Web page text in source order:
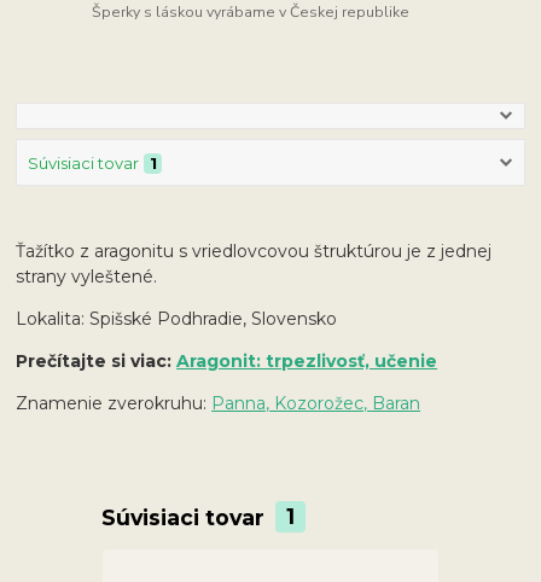
Šperky s láskou vyrábame v Českej republike
Súvisiaci tovar 1
Ťažítko z aragonitu s vriedlovcovou štruktúrou je z jednej
strany vyleštené.
Lokalita: Spišské Podhradie, Slovensko
Prečítajte si viac:Aragonit: trpezlivosť, učenie
Znamenie zverokruhu: Panna, Kozorožec, Baran
Súvisiaci tovar 1